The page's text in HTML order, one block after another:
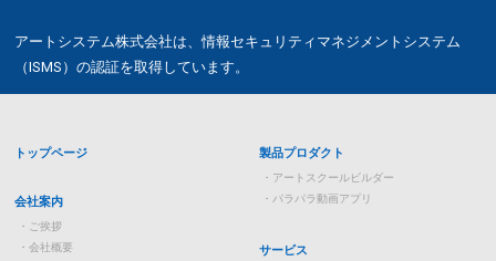
アートシステム株式会社は、情報セキュリティマネジメントシステム
（ISMS）の認証を取得しています。
トップページ
会社案内
ご挨拶
会社概要
製品プロダクト
アートスクールビルダー
パラパラ動画アプリ
サービス